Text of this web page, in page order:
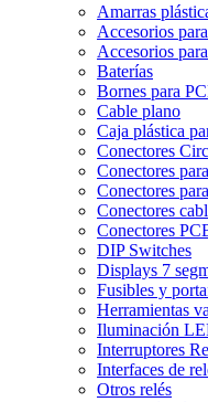
Amarras
Accesorios
Accesorios
Baterías
Bornes para
Cable plano
Caja plástica
Conectores
Conectores
Conectores
Conectores
Conectores
DIP Switches
Displays 7
Fusibles y
Herramientas
Iluminación
Interruptores
Interfaces de
Otros relés